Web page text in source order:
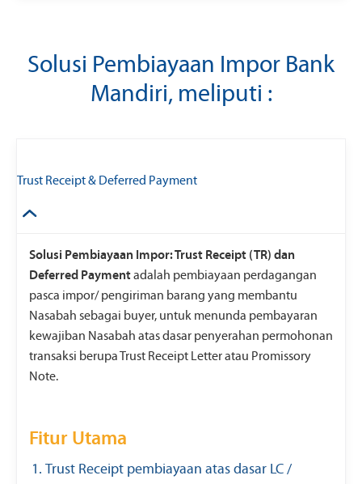
Solusi Pembiayaan Impor Bank
Mandiri, meliputi :
Trust Receipt & Deferred Payment
Solusi Pembiayaan Impor: Trust Receipt (TR) dan
Deferred Paymentadalah pembiayaan perdagangan
pasca impor/ pengiriman barang yang membantu
Nasabah sebagai buyer, untuk menunda pembayaran
kewajiban Nasabah atas dasar penyerahan permohonan
transaksi berupa Trust Receipt Letter atau Promissory
Note.
Fitur Utama
Trust Receipt pembiayaan atas dasar LC /